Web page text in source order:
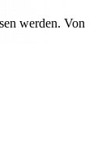
werden. Von